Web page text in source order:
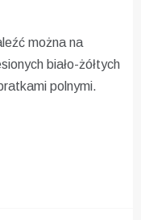
można na
biało-żółtych
polnymi.